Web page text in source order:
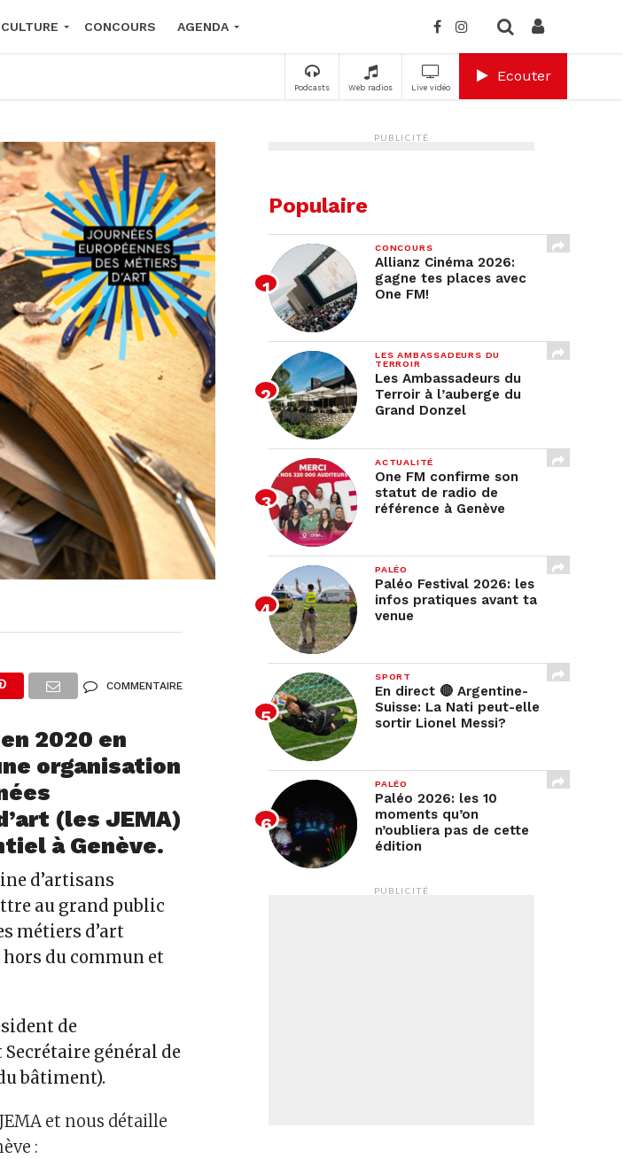
CONCOURS AGENDA
Podcasts Web radios Live vidéo
Ecouter
COMMENTAIRE
2020 en
organisation
(les JEMA)
à Genève.
d’artisans
au grand public
métiers d’art
du commun et
de
Secrétaire général de
bâtiment).
et nous détaille
:
PUBLICITÉ
Populaire
CONCOURS
Allianz Cinéma 2026:
gagne tes places avec
One FM!
LES AMBASSADEURS DU
TERROIR
Les Ambassadeurs du
Terroir à l’auberge du
Grand Donzel
ACTUALITÉ
One FM confirme son
statut de radio de
référence à Genève
PALÉO
Paléo Festival 2026: les
infos pratiques avant ta
venue
SPORT
En direct 🔴 Argentine-
Suisse: La Nati peut-elle
sortir Lionel Messi?
PALÉO
Paléo 2026: les 10
moments qu’on
n’oubliera pas de cette
édition
PUBLICITÉ